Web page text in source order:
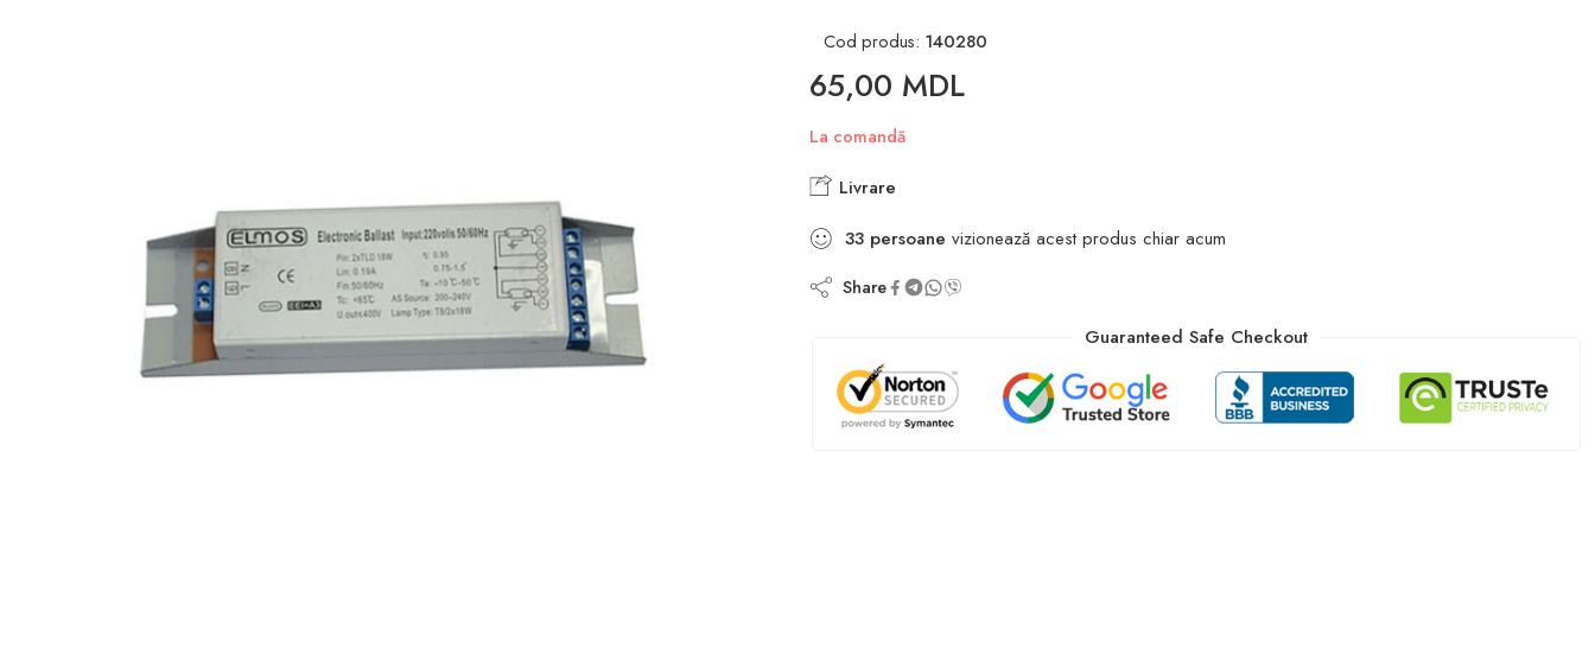
Cod produs: 140280
65,00 MDL
La comandă
Livrare
33 persoane vizionează acest produs chiar acum
Share
Guaranteed Safe Checkout